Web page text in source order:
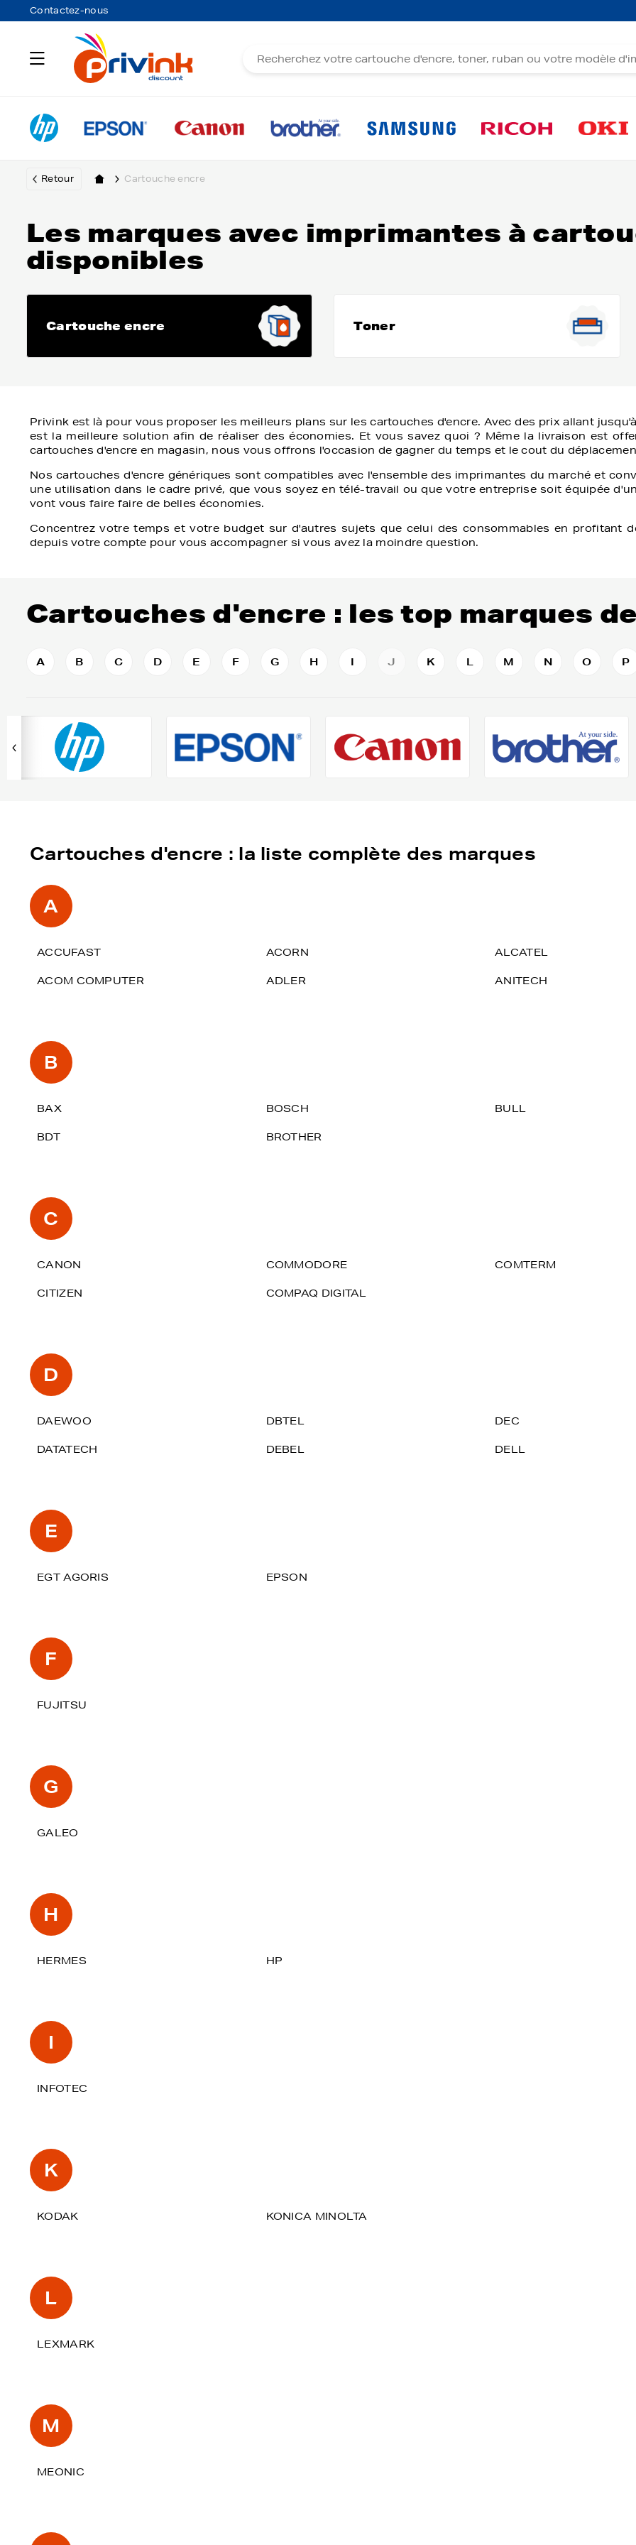
Contactez-nous
Retour Cartouche encre
Les marques avec imprimantes à
disponibles
Cartouche encre Toner
Privink est là pour vous proposer les meilleurs plans sur les cartouches d'encre. Avec des prix allant
est la meilleure solution afin de réaliser des économies. Et vous savez quoi ? Même la livraison est
cartouches d'encre en magasin, nous vous offrons l'occasion de gagner du temps et le cout du
Nos cartouches d'encre génériques sont compatibles avec l'ensemble des imprimantes du marché et
une utilisation dans le cadre privé, que vous soyez en télé-travail ou que votre entreprise soit équipée
vont vous faire faire de belles économies.
Concentrez votre temps et votre budget sur d'autres sujets que celui des consommables en profitant
depuis votre compte pour vous accompagner si vous avez la moindre question.
Cartouches d'encre : les top marques
A B C D E F G H I J K L M N O P
Cartouches d'encre : la liste complète des marques
A
ACCUFAST
ACOM COMPUTER
ACORN
ADLER
ALCATEL
ANITECH
B
BAX
BDT
BOSCH
BROTHER
BULL
C
CANON
CITIZEN
COMMODORE
COMPAQ DIGITAL
COMTERM
D
DAEWOO
DATATECH
DBTEL
DEBEL
DEC
DELL
E
EGT AGORIS EPSON
F
FUJITSU
G
GALEO
H
HERMES HP
I
INFOTEC
K
KODAK KONICA MINOLTA
L
LEXMARK
M
MEONIC